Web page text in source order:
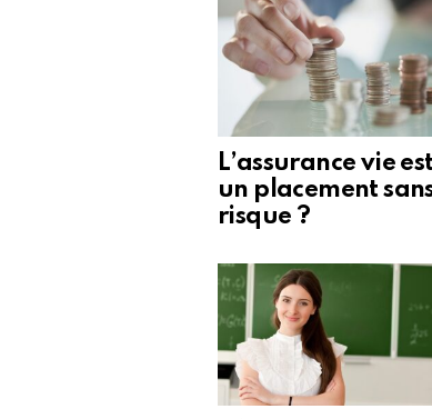
L’assurance vie
un placement
risque ?